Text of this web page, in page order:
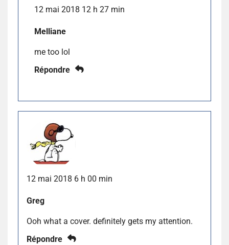
12 mai 2018 12 h 27 min
Melliane
me too lol
Répondre
12 mai 2018 6 h 00 min
Greg
Ooh what a cover. definitely gets my attention.
Répondre